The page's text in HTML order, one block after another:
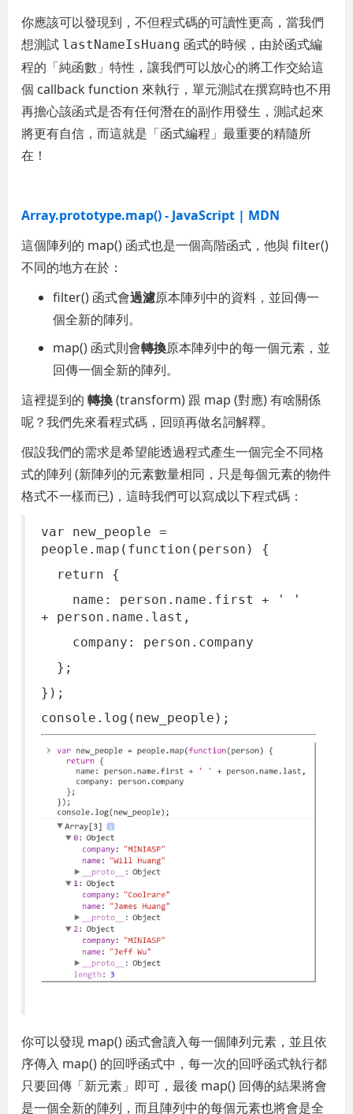
你應該可以發現到，不但程式碼的可讀性更高，當我們
想測試 lastNameIsHuang 函式的時候，由於函式編
程的「純函數」特性，讓我們可以放心的將工作交給這
個 callback function 來執行，單元測試在撰寫時也不用
再擔心該函式是否有任何潛在的副作用發生，測試起來
將更有自信，而這就是「函式編程」最重要的精隨所
在！
Array.prototype.map() - JavaScript | MDN
這個陣列的 map() 函式也是一個高階函式，他與 filter()
不同的地方在於：
filter() 函式會過濾原本陣列中的資料，並回傳一
個全新的陣列。
map() 函式則會轉換原本陣列中的每一個元素，並
回傳一個全新的陣列。
這裡提到的轉換(transform) 跟 map (對應) 有啥關係
呢？我們先來看程式碼，回頭再做名詞解釋。
假設我們的需求是希望能透過程式產生一個完全不同格
式的陣列 (新陣列的元素數量相同，只是每個元素的物件
格式不一樣而已)，這時我們可以寫成以下程式碼：
var new_people =
people.map(function(person) {
return {
name: person.name.first + ' '
+ person.name.last,
company: person.company
};
});
console.log(new_people);
你可以發現 map() 函式會讀入每一個陣列元素，並且依
序傳入 map() 的回呼函式中，每一次的回呼函式執行都
只要回傳「新元素」即可，最後 map() 回傳的結果將會
是一個全新的陣列，而且陣列中的每個元素也將會是全